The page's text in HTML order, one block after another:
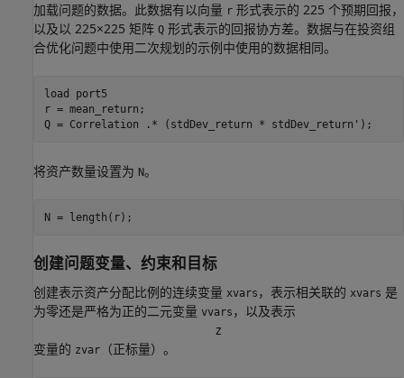
加载问题的数据。此数据有以向量 r 形式表示的 225 个预期回报，
以及以 225×225 矩阵 Q 形式表示的回报协方差。数据与在投资组
合优化问题中使用二次规划的示例中使用的数据相同。
load
port5
r = mean_return;
Q = Correlation .* (stdDev_return * stdDev_return');
将资产数量设置为 N。
N = length(r);
创建问题变量、约束和目标
创建表示资产分配比例的连续变量 xvars ，表示相关联的 xvars 是
为零还是严格为正的二元变量 vvars ，以及表示
z
变量的 zvar （正标量）。